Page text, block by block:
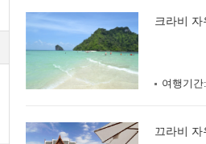
크라비
여행기간:
끄라비 자